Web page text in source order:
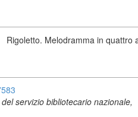
Rigoletto. Melodramma in quattro
servizio bibliotecario nazionale,